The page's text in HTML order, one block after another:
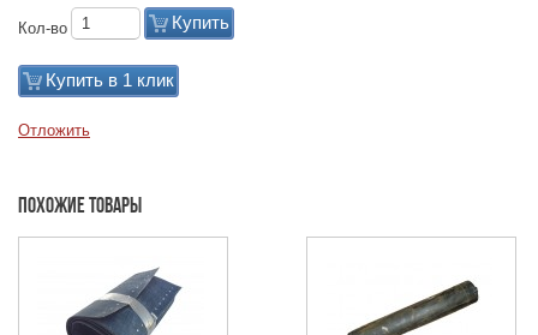
Кол-во Купить
Купить в 1 клик
Отложить
Похожие товары